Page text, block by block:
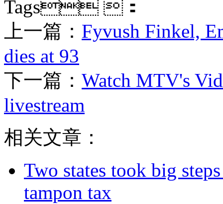
Tags ：
上一篇： Fyvush Finkel,
dies at 93
下一篇： Watch MTV's
livestream
相关文章：
Two states took big
tampon tax